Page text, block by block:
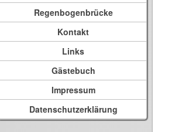
Regenbogenbrücke
Kontakt
Links
Gästebuch
Impressum
Datenschutzerklärung